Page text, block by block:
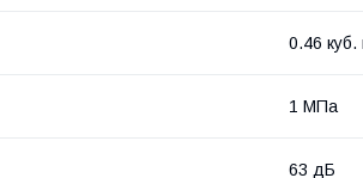
0.46 куб.
1 МПа
63 дБ